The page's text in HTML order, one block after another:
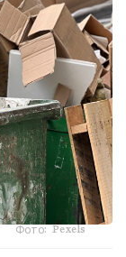
Фото: Pexels